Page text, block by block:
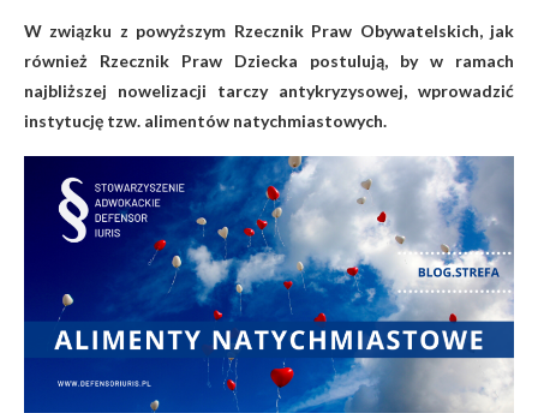
W związku z powyższym Rzecznik Praw Obywatelskich, jak
również Rzecznik Praw Dziecka postulują, by w ramach
najbliższej nowelizacji tarczy antykryzysowej, wprowadzić
instytucję tzw. alimentów natychmiastowych.